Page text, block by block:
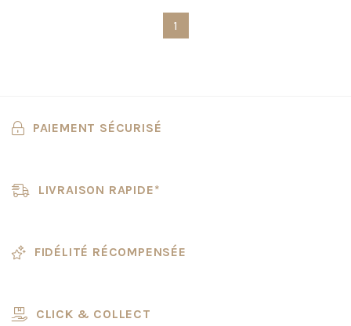
1
PAIEMENT SÉCURISÉ
LIVRAISON RAPIDE*
FIDÉLITÉ RÉCOMPENSÉE
CLICK & COLLECT